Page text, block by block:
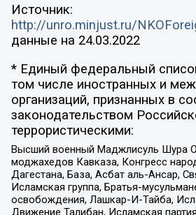
Источник:
http://unro.minjust.ru/
данные на 24.03.2022
* Единый федеральный
том числе иностранных и
организаций, признанных в
законодательством
террористическими:
Высший военный Маджлисуль Шура
моджахедов Кавказа, Конгресс
Дагестана, База, Асбат аль-Ансар,
Исламская группа, Братья-
освобождения, Лашкар-И-Тайба,
Движение Талибан, Исламская